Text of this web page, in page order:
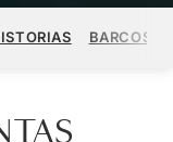
BARCOS